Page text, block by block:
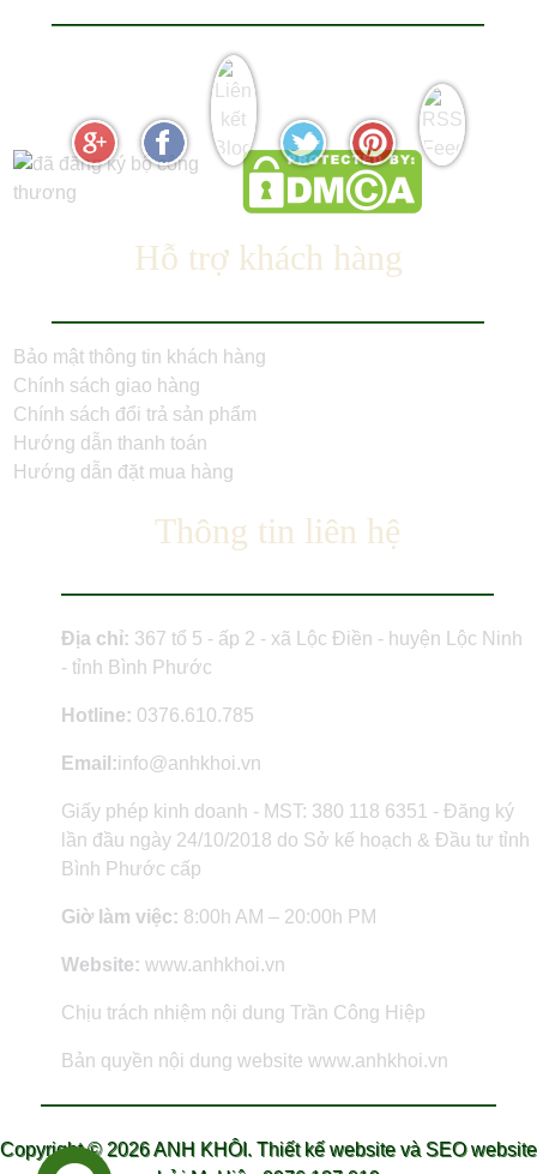
Hỗ trợ khách hàng
Bảo mật thông tin khách hàng
Chính sách giao hàng
Chính sách đổi trả sản phẩm
Hướng dẫn thanh toán
Hướng dẫn đặt mua hàng
Thông tin liên hệ
Địa chỉ: 367 tổ 5 - ấp 2 - xã Lộc Điền - huyện Lộc Ninh
- tỉnh Bình Phước
Hotline: 0376.610.785
Email:info@anhkhoi.vn
Giấy phép kinh doanh - MST: 380 118 6351 - Đăng ký
lần đầu ngày 24/10/2018 do Sở kế hoạch & Đầu tư tỉnh
Bình Phước cấp
Giờ làm việc: 8:00h AM – 20:00h PM
Website: www.anhkhoi.vn
Chịu trách nhiệm nội dung Trần Công Hiệp
Bản quyền nội dung website www.anhkhoi.vn
Copyright ©2026 ANH KHÔI. Thiết kế website và SEO website